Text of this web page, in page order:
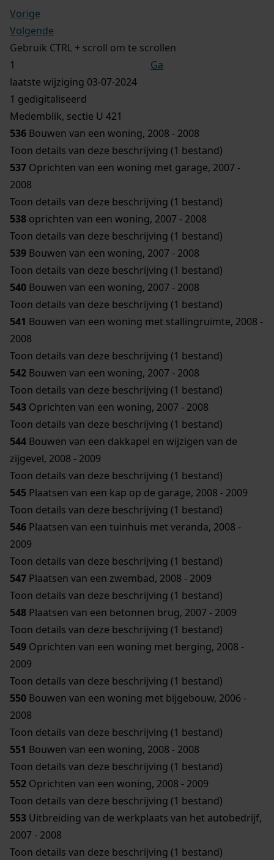
Vorige
Volgende
Gebruik CTRL + scroll om te scrollen
Ga
laatste wijziging 03-07-2024
1 gedigitaliseerd
Medemblik, sectie U 421
536 Bouwen van een woning, 2008 - 2008
Toon details van deze beschrijving (1 bestand)
537 Oprichten van een woning met garage, 2007 -
2008
Toon details van deze beschrijving (1 bestand)
538 oprichten van een woning, 2007 - 2008
Toon details van deze beschrijving (1 bestand)
539 Bouwen van een woning, 2007 - 2008
Toon details van deze beschrijving (1 bestand)
540 Bouwen van een woning, 2007 - 2008
Toon details van deze beschrijving (1 bestand)
541 Bouwen van een woning met stallingruimte, 2008 -
2008
Toon details van deze beschrijving (1 bestand)
542 Bouwen van een woning, 2007 - 2008
Toon details van deze beschrijving (1 bestand)
543 Oprichten van een woning, 2007 - 2008
Toon details van deze beschrijving (1 bestand)
544 Bouwen van een dakkapel en wijzigen van de
zijgevel, 2008 - 2009
Toon details van deze beschrijving (1 bestand)
545 Plaatsen van een kap op de garage, 2008 - 2009
Toon details van deze beschrijving (1 bestand)
546 Plaatsen van een tuinhuis met veranda, 2008 -
2009
Toon details van deze beschrijving (1 bestand)
547 Plaatsen van een zwembad, 2008 - 2009
Toon details van deze beschrijving (1 bestand)
548 Plaatsen van een betonnen brug, 2007 - 2009
Toon details van deze beschrijving (1 bestand)
549 Oprichten van een woning met berging, 2008 -
2009
Toon details van deze beschrijving (1 bestand)
550 Bouwen van een woning met bijgebouw, 2006 -
2008
Toon details van deze beschrijving (1 bestand)
551 Bouwen van een woning, 2008 - 2008
Toon details van deze beschrijving (1 bestand)
552 Oprichten van een woning, 2008 - 2009
Toon details van deze beschrijving (1 bestand)
553 Uitbreiding van de werkplaats van het autobedrijf,
2007 - 2008
Toon details van deze beschrijving (1 bestand)